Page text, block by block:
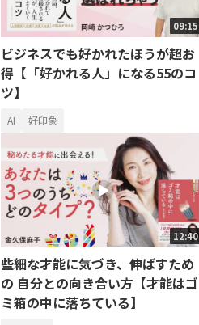
09:15
ビジネスでも好かれたほうが超お
得【「好かれる人」になる55のコ
ツ】
AI 好印象
12:40
些細な才能に気づき、伸ばすため
の 自分との向き合い方【才能はゴ
ミ箱の中に落ちている】